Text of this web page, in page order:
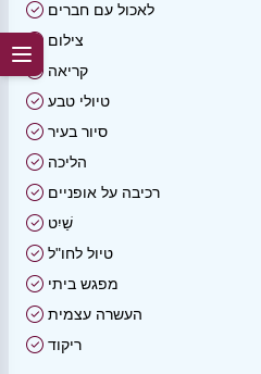
לאכול עם חברים
צילום
קריאה
טיולי טבע
סיור בעיר
הליכה
רכיבה על אופניים
שַׁיִט
טיול לחו"ל
מפגש ביתי
העשרה עצמית
ריקוד